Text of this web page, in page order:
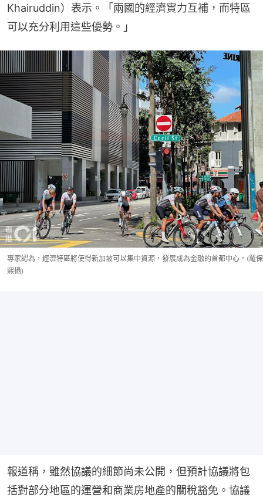
Khairuddin）表示。「兩國的經濟實力互補，而特區
可以充分利用這些優勢。」
專家認為，經濟特區將使得新加坡可以集中資源，發展成為金融的首都中心。(羅保
熙攝)
報道稱，雖然協議的細節尚未公開，但預計協議將包
括對部分地區的運營和商業房地產的關稅豁免。協議